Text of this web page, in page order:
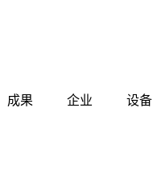
成果 企业 设备